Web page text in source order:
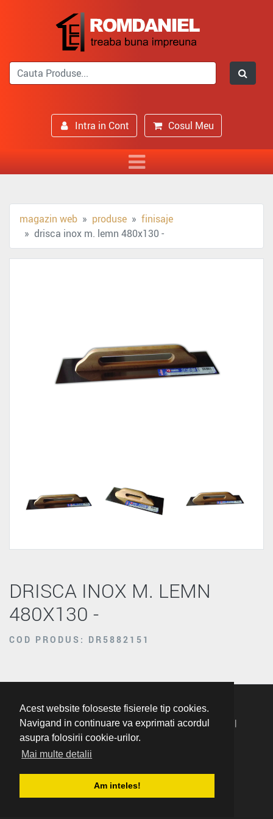
Acest website foloseste fisierele tip cookies.
Navigand in continuare va exprimati acordul
asupra folosirii cookie-urilor.
Mai multe detalii
Am inteles!
Intra in Cont Cosul Meu
magazin web produse
finisaje
drisca inox m. lemn 480x130 -
DRISCA INOX M. LEMN
480X130 -
COD PRODUS: DR5882151
Termeni Si Conditii | Politica De Confidentialitate
|
Politica Cookie
ANPC: 021.9551
Copyright © 2026 SC Romdaniel Impex SRL